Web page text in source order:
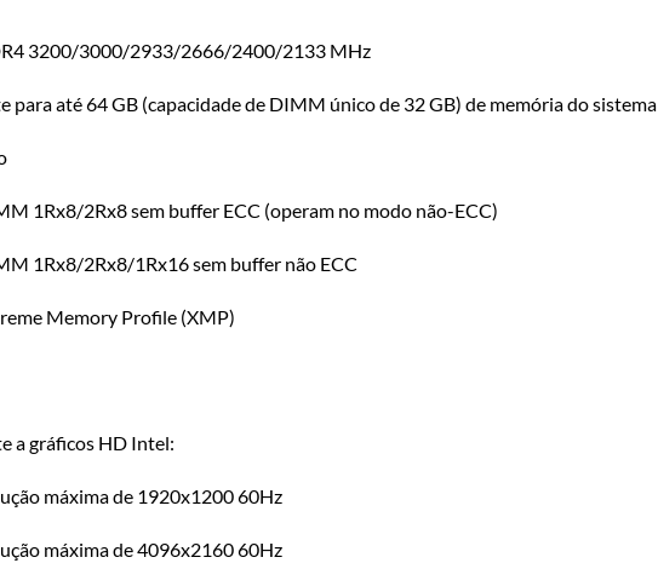
3200/3000/2933/2666/2400/2133 MHz
até 64 GB (capacidade de DIMM único de 32 GB) de memória do sistema
1Rx8/2Rx8 sem buffer ECC (operam no modo não-ECC)
1Rx8/2Rx8/1Rx16 sem buffer não ECC
Memory Profile (XMP)
a gráficos HD Intel:
máxima de 1920x1200 60Hz
máxima de 4096x2160 60Hz